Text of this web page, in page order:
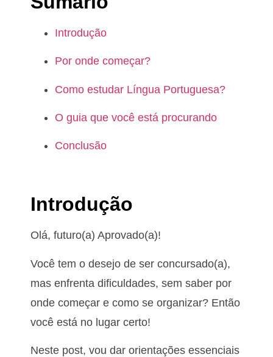
Introdução
Por onde começar?
Como estudar Língua Portuguesa?
O guia que você está procurando
Conclusão
Introdução
Olá, futuro(a) Aprovado(a)!
Você tem o desejo de ser concursado(a),
mas enfrenta dificuldades, sem saber por
onde começar e como se organizar? Então
você está no lugar certo!
Neste post, vou dar orientações essenciais